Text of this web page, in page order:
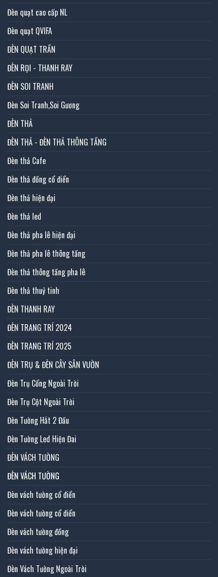
Đèn quạt cao cấp NL
Đèn quạt QVIFA
ĐÈN QUẠT TRẦN
ĐÈN RỌI - THANH RAY
ĐÈN SOI TRANH
Đèn Soi Tranh,Soi Gương
ĐÈN THẢ
ĐÈN THẢ - ĐÈN THẢ THÔNG TẦNG
Đèn thả Cafe
Đèn thả đồng cổ điển
Đèn thả hiện đại
Đèn thả led
Đèn thả pha lê hiện đại
Đèn thả pha lê thông tầng
Đèn thả thông tầng pha lê
Đèn thả thuỷ tinh
ĐÈN THANH RAY
ĐÈN TRANG TRÍ 2024
ĐÈN TRANG TRÍ 2025
ĐÈN TRỤ & ĐÈN CÂY SÂN VƯỜN
Đèn Trụ Cổng Ngoài Trời
Đèn Trụ Cột Ngoài Trời
Đèn Tường Hắt 2 Đầu
Đèn Tường Led Hiện Đai
ĐÈN VÁCH TƯỜNG
ĐÈN VÁCH TƯỜNG
Đèn vách tường cổ điển
Đèn vách tường cổ điển
Đèn vách tường đồng
Đèn vách tường hiện đại
Đèn Vách Tường Ngoài Trời